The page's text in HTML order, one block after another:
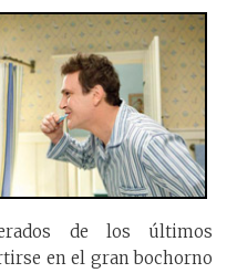
de los últimos
en el gran bochorno